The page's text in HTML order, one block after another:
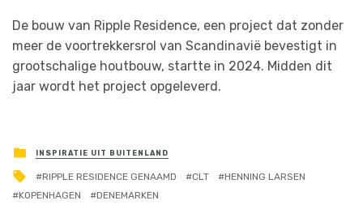
De bouw van Ripple Residence, een project dat zonder
meer de voortrekkersrol van Scandinavië bevestigt in
grootschalige houtbouw, startte in 2024. Midden dit
jaar wordt het project opgeleverd.
INSPIRATIE UIT BUITENLAND
RIPPLE RESIDENCE GENAAMD CLT
HENNING LARSEN
KOPENHAGEN
DENEMARKEN